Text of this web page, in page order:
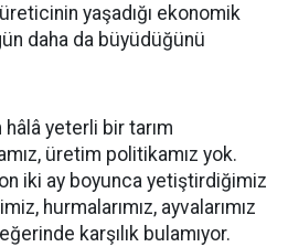
yaşadığı ekonomik
daha da büyüdüğünü
hâlâ yeterli bir tarım
üretim politikamız yok.
on iki ay boyunca yetiştirdiğimiz
hurmalarımız, ayvalarımız
karşılık bulamıyor.